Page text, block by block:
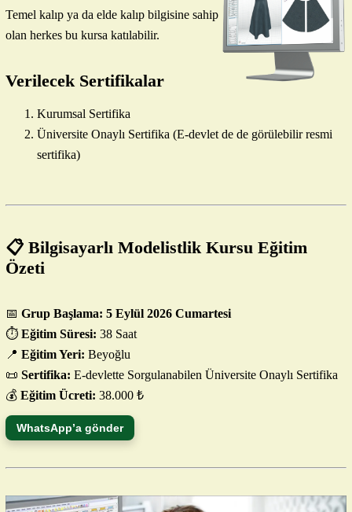
Temel kalıp ya da elde kalıp bilgisine sahip
olan herkes bu kursa katılabilir.
Verilecek Sertifikalar
Kurumsal Sertifika
Üniversite Onaylı Sertifika (E-devlet de de görülebilir resmi
sertifika)
📋 Bilgisayarlı Modelistlik Kursu Eğitim
Özeti
📅 Grup Başlama: 5 Eylül 2026 Cumartesi
⏱️ Eğitim Süresi: 38 Saat
📍 Eğitim Yeri: Beyoğlu
📜 Sertifika: E-devlette Sorgulanabilen Üniversite Onaylı Sertifika
💰 Eğitim Ücreti: 38.000 ₺
WhatsApp’a gönder